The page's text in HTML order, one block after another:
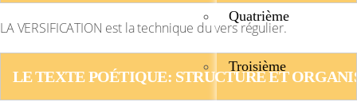
Quatrième
Troisième
LA VERSIFICATION est la technique du vers régulier.
LE TEXTE POÉTIQUE: STRUCTURE ET